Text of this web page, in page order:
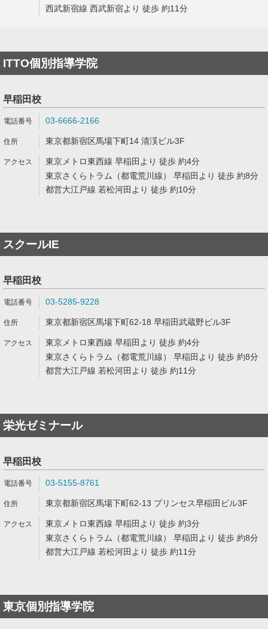
西武新宿線 西武新宿より 徒歩 約11分
ITTO個別指導学院
早稲田校
03-6666-2166
東京都新宿区馬場下町14 清渓ビル3F
東京メトロ東西線 早稲田より 徒歩 約4分
東京さくらトラム（都電荒川線） 早稲田より 徒歩 約8分
都営大江戸線 若松河田より 徒歩 約10分
スクールIE
早稲田校
03-5285-9228
東京都新宿区馬場下町62-18 早稲田武蔵野ビル3F
東京メトロ東西線 早稲田より 徒歩 約4分
東京さくらトラム（都電荒川線） 早稲田より 徒歩 約8分
都営大江戸線 若松河田より 徒歩 約11分
栄光ゼミナール
早稲田校
03-5155-8761
東京都新宿区馬場下町62-13 プリンセス早稲田ビル3F
東京メトロ東西線 早稲田より 徒歩 約3分
東京さくらトラム（都電荒川線） 早稲田より 徒歩 約8分
都営大江戸線 若松河田より 徒歩 約11分
東京個別指導学院